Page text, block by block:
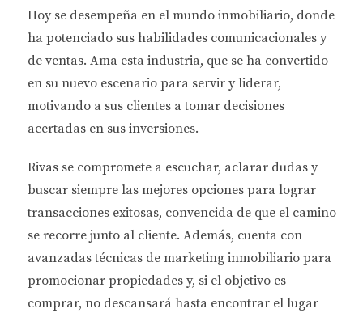
Hoy se desempeña en el mundo inmobiliario, donde
ha potenciado sus habilidades comunicacionales y
de ventas. Ama esta industria, que se ha convertido
en su nuevo escenario para servir y liderar,
motivando a sus clientes a tomar decisiones
acertadas en sus inversiones.
Rivas se compromete a escuchar, aclarar dudas y
buscar siempre las mejores opciones para lograr
transacciones exitosas, convencida de que el camino
se recorre junto al cliente. Además, cuenta con
avanzadas técnicas de marketing inmobiliario para
promocionar propiedades y, si el objetivo es
comprar, no descansará hasta encontrar el lugar